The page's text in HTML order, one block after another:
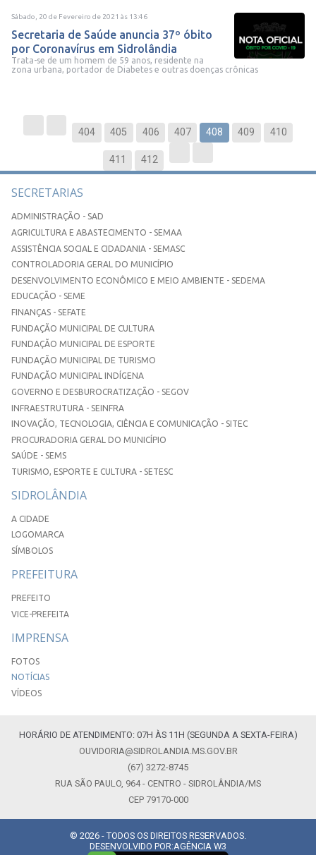
Sábado, 20 de Fevereiro de 2021 às 13:46
Secretaria de Saúde anuncia 37º óbito
por Coronavírus em Sidrolândia
Trata-se de um homem de 59 anos, residente na
zona urbana, portador de Diabetes e outras doenças crônicas
404 405 406 407 408 409 410
411 412
SECRETARIAS
ADMINISTRAÇÃO - SAD
AGRICULTURA E ABASTECIMENTO - SEMAA
ASSISTÊNCIA SOCIAL E CIDADANIA - SEMASC
CONTROLADORIA GERAL DO MUNICÍPIO
DESENVOLVIMENTO ECONÔMICO E MEIO AMBIENTE - SEDEMA
EDUCAÇÃO - SEME
FINANÇAS - SEFATE
FUNDAÇÃO MUNICIPAL DE CULTURA
FUNDAÇÃO MUNICIPAL DE ESPORTE
FUNDAÇÃO MUNICIPAL DE TURISMO
FUNDAÇÃO MUNICIPAL INDÍGENA
GOVERNO E DESBUROCRATIZAÇÃO - SEGOV
INFRAESTRUTURA - SEINFRA
INOVAÇÃO, TECNOLOGIA, CIÊNCIA E COMUNICAÇÃO - SITEC
PROCURADORIA GERAL DO MUNICÍPIO
SAÚDE - SEMS
TURISMO, ESPORTE E CULTURA - SETESC
SIDROLÂNDIA
A CIDADE
LOGOMARCA
SÍMBOLOS
PREFEITURA
PREFEITO
VICE-PREFEITA
IMPRENSA
FOTOS
NOTÍCIAS
VÍDEOS
HORÁRIO DE ATENDIMENTO: 07H ÀS 11H (SEGUNDA A SEXTA-FEIRA)
OUVIDORIA@SIDROLANDIA.MS.GOV.BR
(67) 3272-8745
RUA SÃO PAULO, 964 - CENTRO - SIDROLÂNDIA/MS
CEP 79170-000
© 2026 - TODOS OS DIREITOS RESERVADOS.
DESENVOLVIDO POR:AGÊNCIA W3